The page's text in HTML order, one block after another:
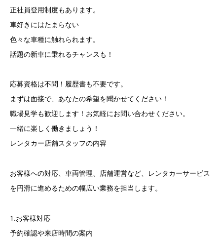
正社員登用制度もあります。
車好きにはたまらない
色々な車種に触れられます。
話題の新車に乗れるチャンスも！
応募資格は不問！履歴書も不要です。
まずは面接で、あなたの希望を聞かせてください！
職場見学も歓迎します！お気軽にお問い合わせください。
一緒に楽しく働きましょう！
レンタカー店舗スタッフの内容
お客様への対応、車両管理、店舗運営など、レンタカーサービス
を円滑に進めるための幅広い業務を担当します。
1.お客様対応
予約確認や来店時間の案内